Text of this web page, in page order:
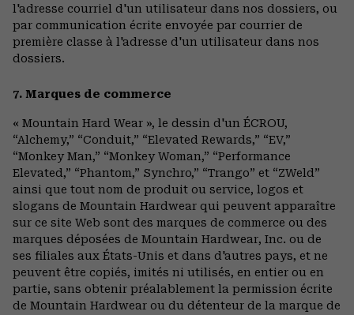
l'adresse courriel d'un utilisateur dans nos dossiers, ou
par communication écrite envoyée par courrier de
première classe à l'adresse d'un utilisateur dans nos
dossiers.
7. Marques de commerce
« Mountain Hard Wear », le dessin d'un ÉCROU,
“Alchemy,” “Conduit,” “Elevated Rewards,” “EV,”
“Monkey Man,” “Monkey Woman,” “Performance
Elevated,” “Phantom,” Synchro,” “Trango” et “ZWeld”
ainsi que tout nom de produit ou service, logos et
slogans de Mountain Hardwear qui peuvent apparaître
sur ce site Web sont des marques de commerce ou des
marques déposées de Mountain Hardwear, Inc. ou de
ses filiales aux États-Unis et dans d'autres pays, et ne
peuvent être copiés, imités ni utilisés, en entier ou en
partie, sans obtenir préalablement la permission écrite
de Mountain Hardwear ou du détenteur de la marque de